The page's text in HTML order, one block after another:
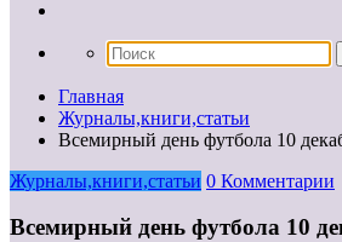
Главная
Журналы,книги,статьи
Всемирный день футбола 10
Журналы,книги,статьи 0 Комментарии
Всемирный день футбола 10